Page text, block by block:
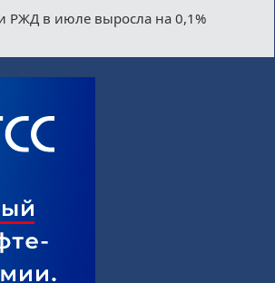
РЖД в июле выросла на 0,1%